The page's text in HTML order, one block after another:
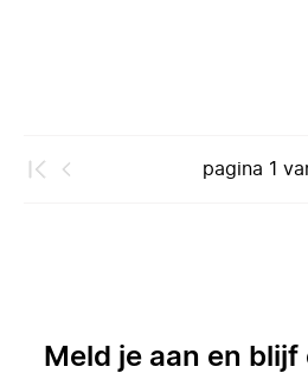
pagina 1
Meld je aan en